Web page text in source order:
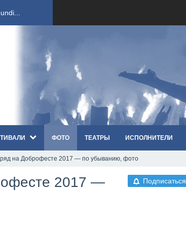
ко...
«Th...
«...
ФОТО ТЕАТРЫ ИСПОЛНИТЕЛИ
на Доброфесте 2017 — по убыванию, фото
Подписаться
2017 —